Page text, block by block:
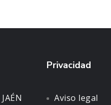
Privacidad
Aviso legal